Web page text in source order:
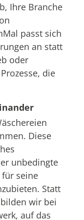
Ihre Branche
passt sich
an statt
oder
die
Diese
unbedingte
seine
Statt
wir bei
auf das